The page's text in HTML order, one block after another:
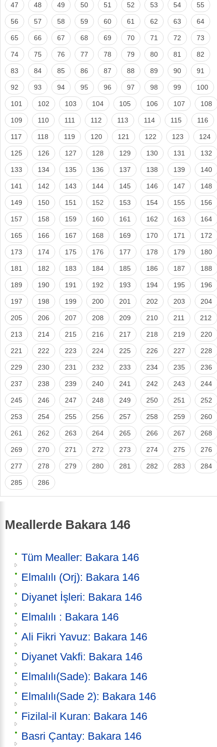
47 48 49 50 51 52 53 54 55
56 57 58 59 60 61 62 63 64
65 66 67 68 69 70 71 72 73
74 75 76 77 78 79 80 81 82
83 84 85 86 87 88 89 90 91
92 93 94 95 96 97 98 99 100
101 102 103 104 105 106 107 108
109 110 111 112 113 114 115 116
117 118 119 120 121 122 123 124
125 126 127 128 129 130 131 132
133 134 135 136 137 138 139 140
141 142 143 144 145 146 147 148
149 150 151 152 153 154 155 156
157 158 159 160 161 162 163 164
165 166 167 168 169 170 171 172
173 174 175 176 177 178 179 180
181 182 183 184 185 186 187 188
189 190 191 192 193 194 195 196
197 198 199 200 201 202 203 204
205 206 207 208 209 210 211 212
213 214 215 216 217 218 219 220
221 222 223 224 225 226 227 228
229 230 231 232 233 234 235 236
237 238 239 240 241 242 243 244
245 246 247 248 249 250 251 252
253 254 255 256 257 258 259 260
261 262 263 264 265 266 267 268
269 270 271 272 273 274 275 276
277 278 279 280 281 282 283 284
285 286
Meallerde Bakara 146
Tüm Mealler: Bakara 146
Elmalılı (Orj): Bakara 146
Diyanet İşleri: Bakara 146
Elmalılı : Bakara 146
Ali Fikri Yavuz: Bakara 146
Diyanet Vakfi: Bakara 146
Elmalılı(Sade): Bakara 146
Elmalılı(Sade 2): Bakara 146
Fizilal-il Kuran: Bakara 146
Basri Çantay: Bakara 146